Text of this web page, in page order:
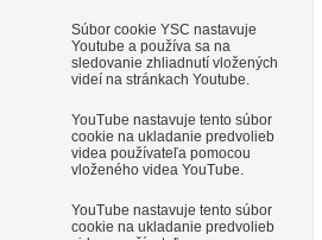
Súbor cookie YSC nastavuje
Youtube a používa sa na
sledovanie zhliadnutí vložených
videí na stránkach Youtube.
YouTube nastavuje tento súbor
cookie na ukladanie predvolieb
videa používateľa pomocou
vloženého videa YouTube.
YouTube nastavuje tento súbor
cookie na ukladanie predvolieb